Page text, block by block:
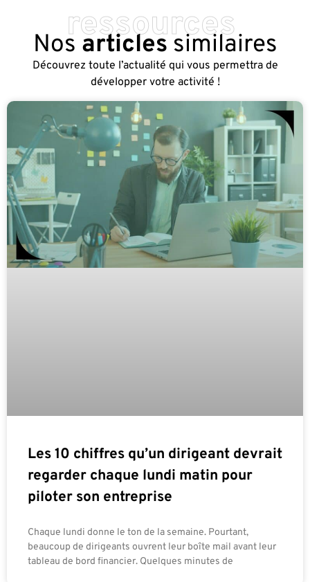
ressources
Nos articles similaires
Découvrez toute l’actualité qui vous permettra de
développer votre activité !
Les 10 chiffres qu’un dirigeant devrait
regarder chaque lundi matin pour
piloter son entreprise
Chaque lundi donne le ton de la semaine. Pourtant,
beaucoup de dirigeants ouvrent leur boîte mail avant leur
tableau de bord financier. Quelques minutes de